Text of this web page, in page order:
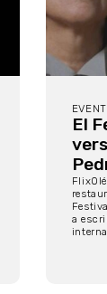
El
a